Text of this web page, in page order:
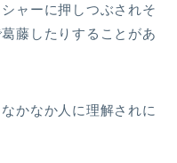
ャーに押しつぶされそ
藤したりすることがあ
かなか人に理解されに